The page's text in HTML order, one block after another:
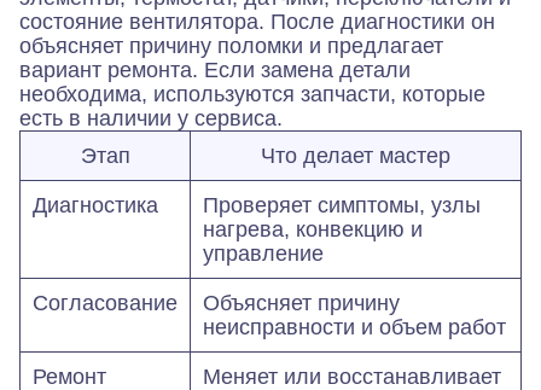
состояние вентилятора. После диагностики он
объясняет причину поломки и предлагает
вариант ремонта. Если замена детали
необходима, используются запчасти, которые
есть в наличии у сервиса.
Этап
Что делает мастер
Диагностика
Проверяет симптомы, узлы
нагрева, конвекцию и
управление
Согласование
Объясняет причину
неисправности и объем работ
Ремонт
Меняет или восстанавливает